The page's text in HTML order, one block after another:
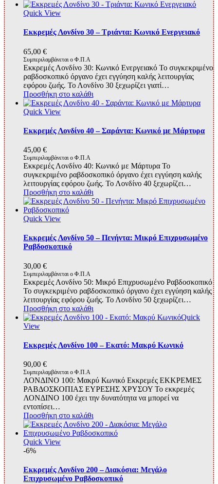
Quick View
Εκκρεμές Λονδίνο 30 – Τριάντα: Κωνικό Ενεργειακό
65,00 €
Συμπεριλαμβάνεται ο Φ.Π.Α
Εκκρεμές Λονδίνο 30: Κωνικό Ενεργειακό Το συγκεκριμένο
ραβδοσκοπικό όργανο έχει εγγύηση καλής λειτουργίας
εφόρου ζωής. Το Λονδίνο 30 ξεχωρίζει γιατί…
Προσθήκη στο καλάθι
Quick View
Εκκρεμές Λονδίνο 40 – Σαράντα: Κωνικό με Μάρτυρα
45,00 €
Συμπεριλαμβάνεται ο Φ.Π.Α
Εκκρεμές Λονδίνο 40: Κωνικό με Μάρτυρα Το
συγκεκριμένο ραβδοσκοπικό όργανο έχει εγγύηση καλής
λειτουργίας εφόρου ζωής. Το Λονδίνο 40 ξεχωρίζει…
Προσθήκη στο καλάθι
Quick View
Εκκρεμές Λονδίνο 50 – Πενήντα: Μικρό Επιχρυσωμένο
Ραβδοσκοπικό
30,00 €
Συμπεριλαμβάνεται ο Φ.Π.Α
Εκκρεμές Λονδίνο 50: Μικρό Επιχρυσωμένο Ραβδοσκοπικό
Το συγκεκριμένο ραβδοσκοπικό όργανο έχει εγγύηση καλής
λειτουργίας εφόρου ζωής. Το Λονδίνο 50 ξεχωρίζει…
Προσθήκη στο καλάθι
Quick
View
Εκκρεμές Λονδίνο 100 – Εκατό: Μακρύ Κωνικό
90,00 €
Συμπεριλαμβάνεται ο Φ.Π.Α
ΛΟΝΔΙΝΟ 100: Μακρύ Κωνικό Εκκρεμές ΕΚΚΡΕΜΕΣ
ΡΑΒΔΟΣΚΟΠΙΑΣ ΕΥΡΕΣΗΣ ΧΡΥΣΟΥ Το εκκρεμές
ΛΟΝΔΙΝΟ 100 έχει την δυνατότητα να μπορεί να
εντοπίσει…
Προσθήκη στο καλάθι
Quick View
-6%
Εκκρεμές Λονδίνο 200 – Διακόσια: Μεγάλο
Επιχρυσωμένο Ραβδοσκοπικό